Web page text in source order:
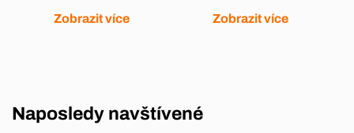
Zobrazit více Zobrazit více
Naposledy navštívené